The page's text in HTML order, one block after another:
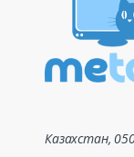
Казахстан,